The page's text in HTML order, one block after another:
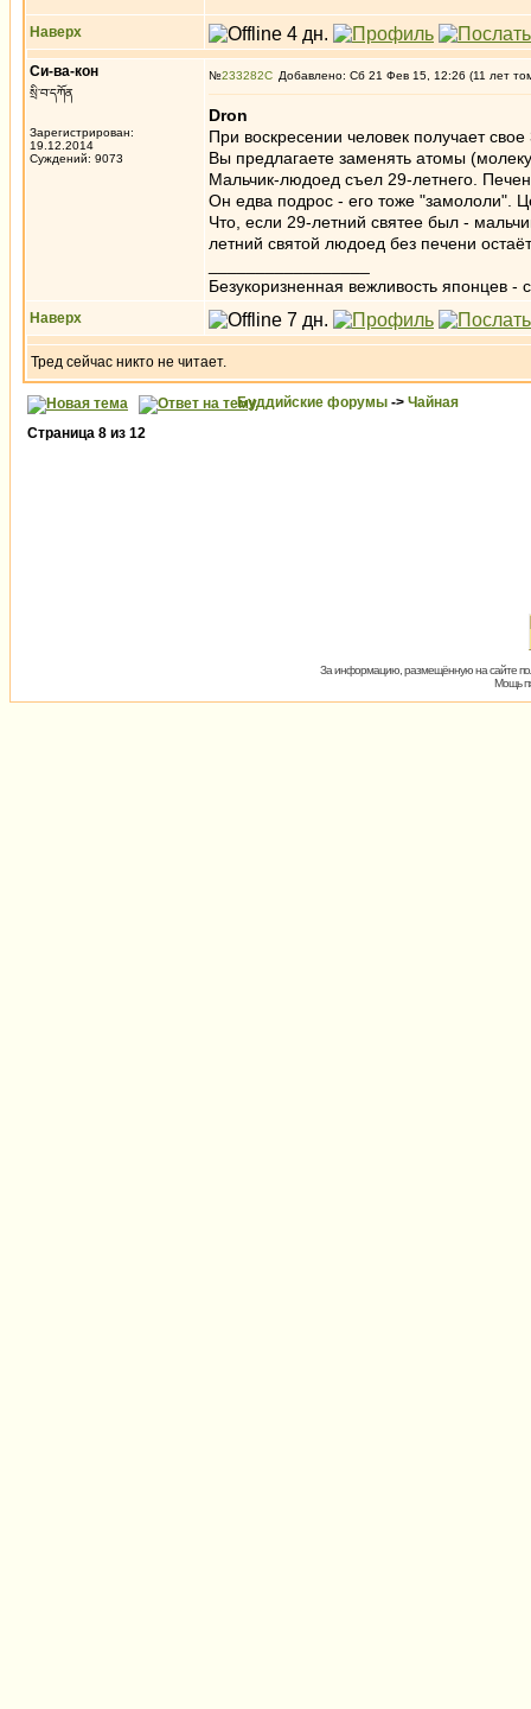
Наверх
Си-ва-кон
སྲི་བ་དཀོན
Зарегистрирован:
19.12.2014
Суждений: 9073
№233282 Добавлено: Сб 21 Фев 15, 12:26 (11 лет
Dron
При воскресении человек получает
Вы предлагаете заменять атомы
Мальчик-людоед съел 29-летнего.
Он едва подрос - его тоже "замололи".
Что, если 29-летний святее был -
летний святой людоед без печени
Безукоризненная вежливость японцев -
Наверх
Тред сейчас никто не читает.
Буддийские форумы -> Чайная
Страница 8 из 12
За информацию, размещённую на сайте
Мощь